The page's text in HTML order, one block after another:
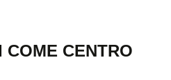
COME CENTRO